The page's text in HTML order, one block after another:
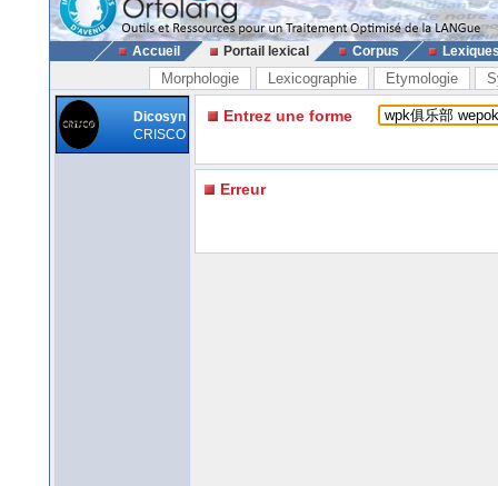
Accueil Portail lexical Corpus
Morphologie Lexicographie Etymologie
Dicosyn
CRISCO
Entrez une forme
Erreur